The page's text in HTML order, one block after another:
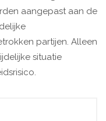
aangepast aan de
partijen. Alleen
situatie